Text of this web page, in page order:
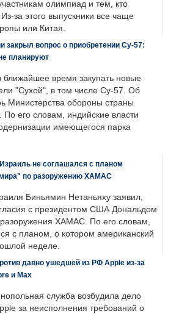
олимпиад и тем, кто
за этого выпускники все чаще
или Китая.
закрыл вопрос о приобретении Су-57:
планируют
время закупать новые
"Сухой", в том числе Су-57. Об
Министерства обороны страны
его словам, индийские власти
имеющегося парка
не соглашался с планом
мира" по разоружению ХАМАС
Биньямин Нетаньяху заявил,
с президентом США Дональдом
ХАМАС. По его словам,
с планом, о котором американский
неделе.
давно ушедшей из РФ Apple из-за
и Max
служба возбудила дело
за неисполнения требований о